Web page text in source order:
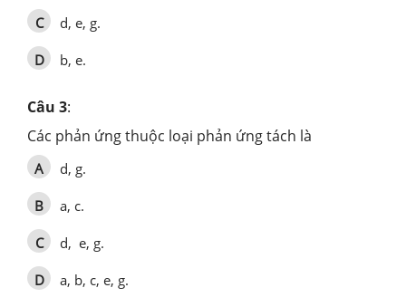
C d, e, g.
D b, e.
Câu 3:
Các phản ứng thuộc loại phản ứng tách là
A d, g.
B a, c.
C d, e, g.
D a, b, c, e, g.